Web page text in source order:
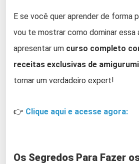
E se você quer aprender de forma
vou te mostrar como dominar essa
apresentar um curso completo
receitas exclusivas de
tornar um verdadeiro expert!
👉 Clique aqui e acesse agora:
Os Segredos Para Fazer